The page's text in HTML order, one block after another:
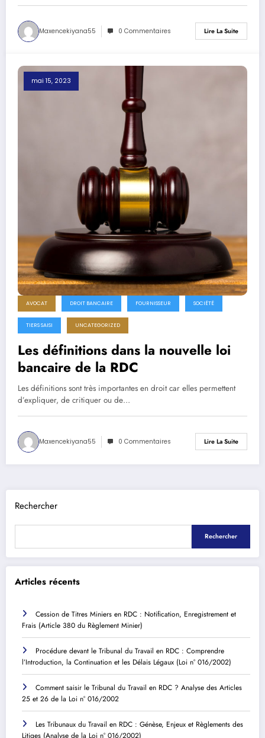
Maxencekiyana55 0 Commentaires Lire La Suite
mai 15, 2023
AVOCAT DROIT BANCAIRE FOURNISSEUR SOCIÉTÉ
TIERS SAISI UNCATEGORIZED
Les définitions dans la nouvelle loi
bancaire de la RDC
Les définitions sont très importantes en droit car elles permettent
d’expliquer, de critiquer ou de…
Maxencekiyana55 0 Commentaires Lire La Suite
Rechercher
Rechercher
Articles récents
Cession de Titres Miniers en RDC : Notification, Enregistrement et
Frais (Article 380 du Règlement Minier)
Procédure devant le Tribunal du Travail en RDC : Comprendre
l’Introduction, la Continuation et les Délais Légaux (Loi n° 016/2002)
Comment saisir le Tribunal du Travail en RDC ? Analyse des Articles
25 et 26 de la Loi n° 016/2002
Les Tribunaux du Travail en RDC : Génèse, Enjeux et Règlements des
Litiges (Analyse de la Loi n° 016/2002)